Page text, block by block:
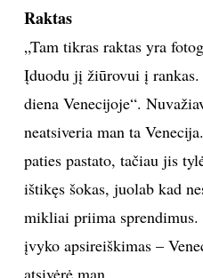
Ar esu uostamiesčio
kad Klaipėdoje yra
pavadinimu, bent tikros
kai aš nebuvau
gal esu nebendraujantis?
tarp žmonių, o man reikia
Raktas
„Tam tikras raktas yra
Įduodu jį žiūrovui į rankas.